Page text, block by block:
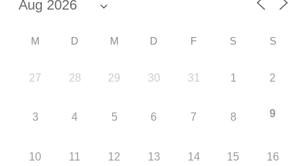
M D M D F S S
27 28 29 30 31 1 2
3 4 5 6 7 8 9
10 11 12 13 14 15 16